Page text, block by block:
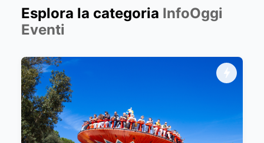
Esplora la categoria InfoOggi
Eventi